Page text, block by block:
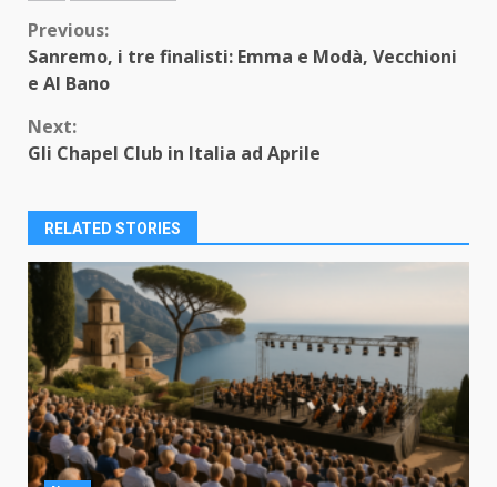
Continue
Reading
Previous:
Sanremo, i tre finalisti: Emma e Modà, Vecchioni
e Al Bano
Next:
Gli Chapel Club in Italia ad Aprile
RELATED STORIES